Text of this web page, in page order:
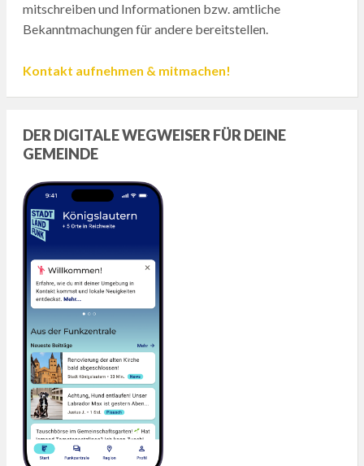
mitschreiben und Informationen bzw. amtliche
Bekanntmachungen für andere bereitstellen.
Kontakt aufnehmen & mitmachen!
DER DIGITALE WEGWEISER FÜR DEINE
GEMEINDE